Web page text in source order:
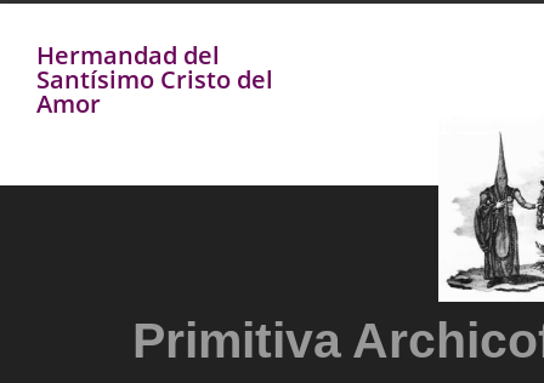
Hermandad del
Santísimo Cristo del
Amor
Primitiva